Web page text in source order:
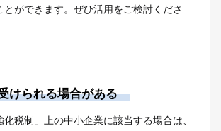
とができます。ぜひ活用をご検討くださ
けられる場合がある
化税制」上の中小企業に該当する場合は、